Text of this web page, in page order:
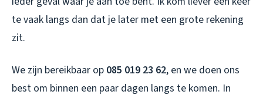
te vaak langs dan dat je later met een grote rekening
zit.
We zijn bereikbaar op 085 019 23 62, en we doen ons
best om binnen een paar dagen langs te komen. In